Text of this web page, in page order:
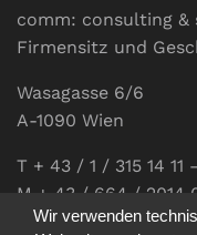
comm: consulting &
Firmensitz und
Wasagasse 6/6
A-1090 Wien
T + 43 / 1 / 315 14 11
M + 43 / 664 / 2014
Wir verwenden